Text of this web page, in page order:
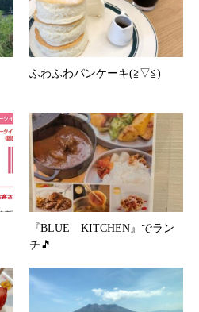
ふわふわパンケーキ(≧▽≦)
『BLUE KITCHEN』でラン
チ🎵